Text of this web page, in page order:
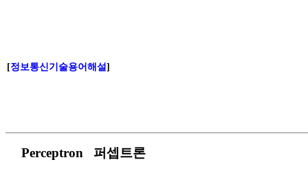
[정보통신기술용어해설]
Perceptron 퍼셉트론